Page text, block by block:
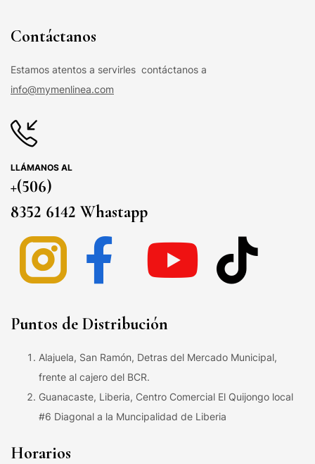
Contáctanos
Estamos atentos a servirles contáctanos a
info@mymenlinea.com
LLÁMANOS AL
+(506)
8352 6142 Whastapp
Puntos de Distribución
Alajuela, San Ramón, Detras del Mercado Municipal,
frente al cajero del BCR.
Guanacaste, Liberia, Centro Comercial El Quijongo local
#6 Diagonal a la Muncipalidad de Liberia
Horarios